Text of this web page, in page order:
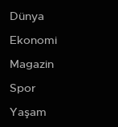
Dünya
Ekonomi
Magazin
Spor
Yaşam